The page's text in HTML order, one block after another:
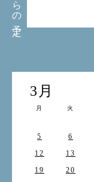
3月
月 火
5
6
12
13
19
20